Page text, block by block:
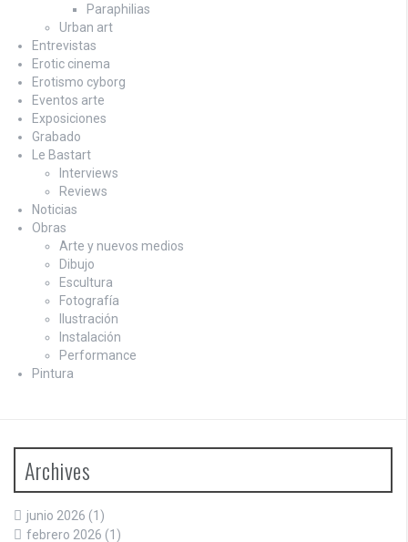
Paraphilias
Urban art
Entrevistas
Erotic cinema
Erotismo cyborg
Eventos arte
Exposiciones
Grabado
Le Bastart
Interviews
Reviews
Noticias
Obras
Arte y nuevos medios
Dibujo
Escultura
Fotografía
Ilustración
Instalación
Performance
Pintura
Archives
junio 2026 (1)
febrero 2026 (1)